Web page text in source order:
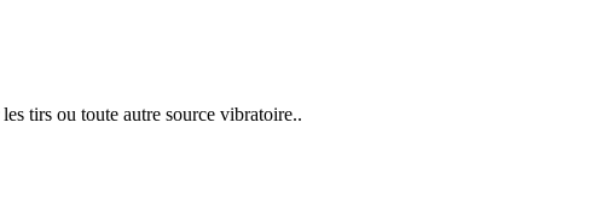
tirs ou toute autre source vibratoire..